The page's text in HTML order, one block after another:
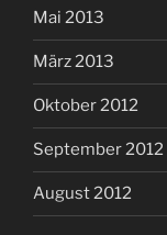
Mai 2013
März 2013
Oktober 2012
September 2012
August 2012